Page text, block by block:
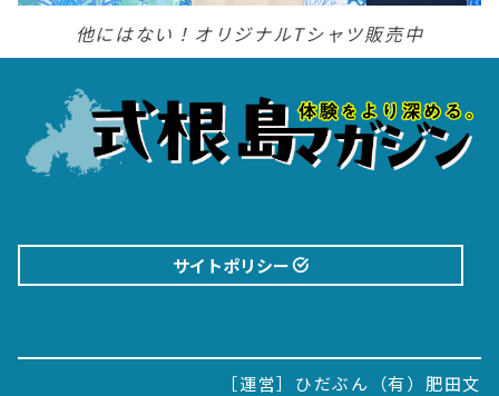
他にはない！オリジナルTシャツ販売中
サイトポリシー
［運営］ひだぶん（有）肥田文